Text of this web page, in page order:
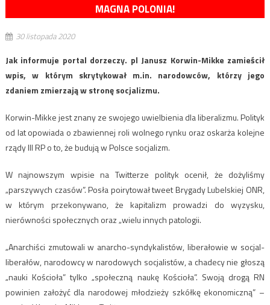
MAGNA POLONIA!
30 listopada 2020
Jak informuje portal dorzeczy. pl Janusz Korwin-Mikke zamieścił
wpis, w którym skrytykował m.in. narodowców, którzy jego
zdaniem zmierzają w stronę socjalizmu.
Korwin-Mikke jest znany ze swojego uwielbienia dla liberalizmu. Polityk
od lat opowiada o zbawiennej roli wolnego rynku oraz oskarża kolejne
rządy III RP o to, że budują w Polsce socjalizm.
W najnowszym wpisie na Twitterze polityk ocenił, że dożyliśmy
„parszywych czasów”. Posła poirytował tweet Brygady Lubelskiej ONR,
w którym przekonywano, że kapitalizm prowadzi do wyzysku,
nierówności społecznych oraz „wielu innych patologii.
„Anarchiści zmutowali w anarcho-syndykalistów, liberałowie w socjal-
liberałów, narodowcy w narodowych socjalistów, a chadecy nie głoszą
„nauki Kościoła” tylko „społeczną naukę Kościoła”. Swoją drogą RN
powinien założyć dla narodowej młodzieży szkółkę ekonomiczną” –